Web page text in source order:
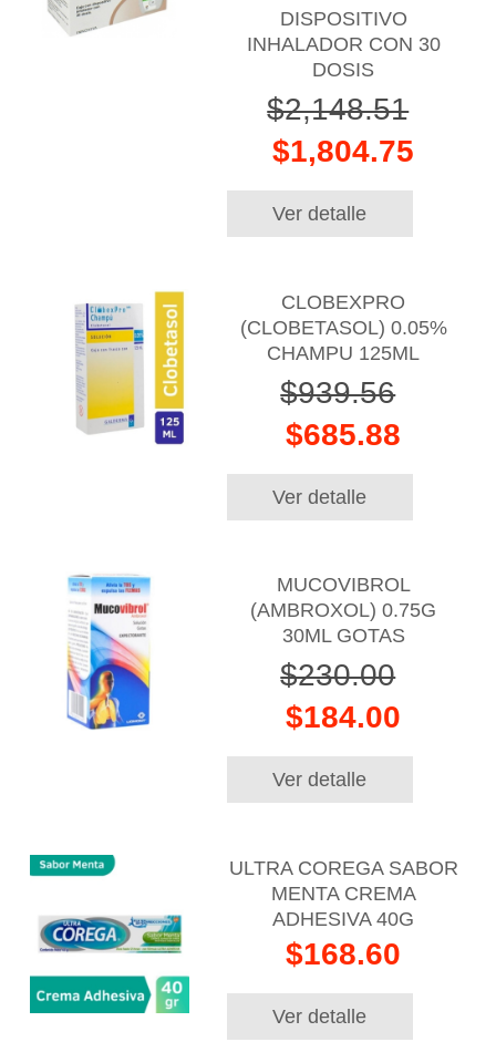
DISPOSITIVO
INHALADOR CON 30
DOSIS
$2,148.51
$1,804.75
Ver detalle
CLOBEXPRO
(CLOBETASOL) 0.05%
CHAMPU 125ML
$939.56
$685.88
Ver detalle
MUCOVIBROL
(AMBROXOL) 0.75G
30ML GOTAS
$230.00
$184.00
Ver detalle
ULTRA COREGA SABOR
MENTA CREMA
ADHESIVA 40G
$168.60
Ver detalle